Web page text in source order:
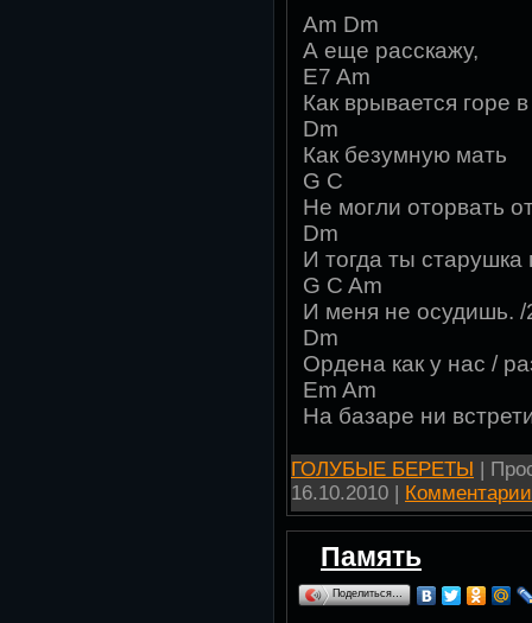
Am Dm
А еще расскажу,
E7 Am
Как врывается горе
Dm
Как безумную мать
G C
Не могли оторвать
Dm
И тогда ты
G C Am
И меня не осудишь. /
Dm
Ордена как у нас /
Em Am
На базаре ни
ГОЛУБЫЕ БЕРЕТЫ |
16.10.2010 |
Память
Поделиться…